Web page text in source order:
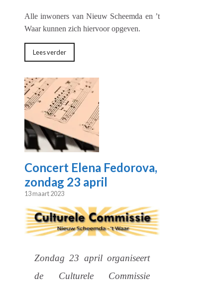
Alle inwoners van Nieuw Scheemda en ’t
Waar kunnen zich hiervoor opgeven.
Lees verder
Concert Elena Fedorova,
zondag 23 april
13 maart 2023
Zondag 23 april organiseert
de Culturele Commissie